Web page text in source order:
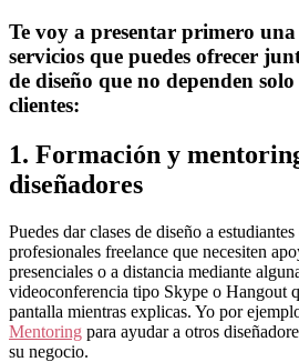
Te voy a presentar primero una
servicios que puedes ofrecer
de diseño que no dependen
clientes:
1. Formación y
diseñadores
Puedes dar clases de diseño a
profesionales freelance que necesiten
presenciales o a distancia mediante
videoconferencia tipo Skype o Hangout
pantalla mientras explicas. Yo por
Mentoring para ayudar a otros
su negocio.